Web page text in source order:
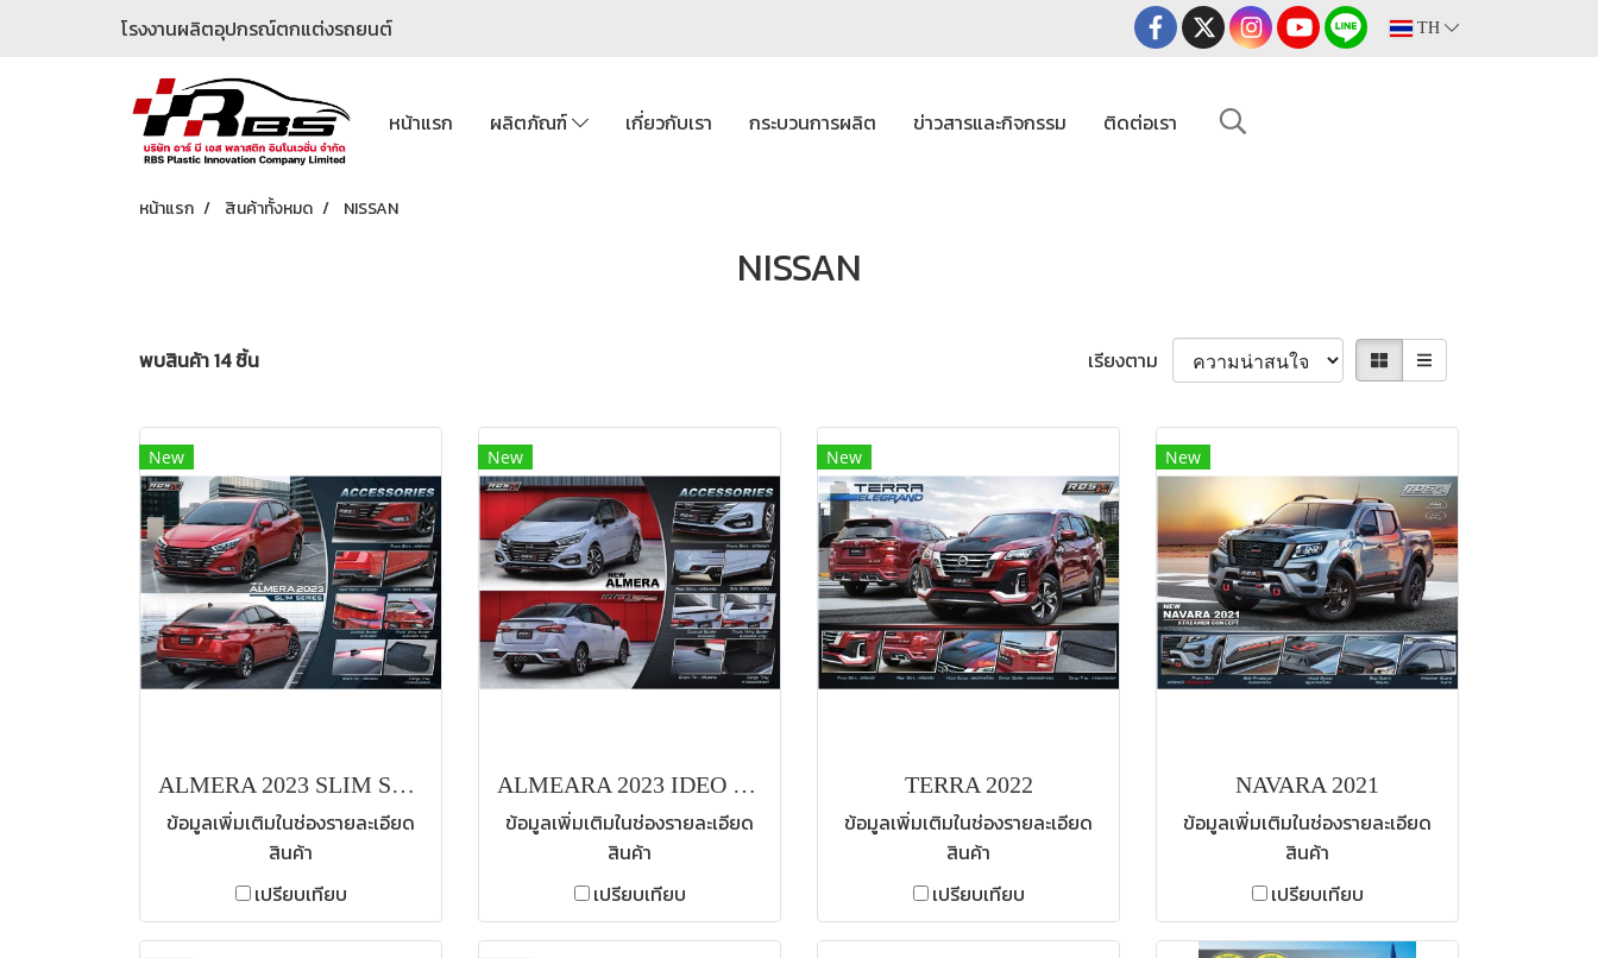
โรงงานผลิตอุปกรณ์ตกแต่งรถยนต์ TH
หน้าแรก ผลิตภัณฑ์ เกี่ยวกับเรา กระบวนการผลิต ข่าวสารและกิจกรรม ติดต่อเรา
หน้าแรก สินค้าทั้งหมด NISSAN
NISSAN
พบสินค้า 14 ชิ้น เรียงตาม
New
ALMERA 2023 SLIM SERIES
ข้อมูลเพิ่มเติมในช่องรายละเอียด
สินค้า
เปรียบเทียบ
New
ALMEARA 2023 IDEO SPEED
ข้อมูลเพิ่มเติมในช่องรายละเอียด
สินค้า
เปรียบเทียบ
New
TERRA 2022
ข้อมูลเพิ่มเติมในช่องรายละเอียด
สินค้า
เปรียบเทียบ
New
NAVARA 2021
ข้อมูลเพิ่มเติมในช่องรายละเอียด
สินค้า
เปรียบเทียบ